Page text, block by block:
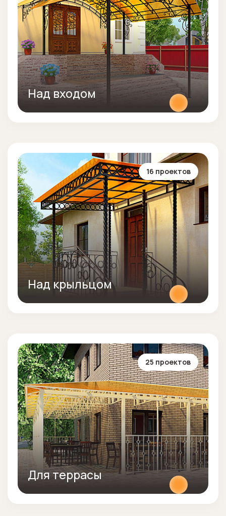
Над входом
16 проектов
Над крыльцом
25 проектов
Для террасы